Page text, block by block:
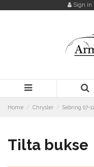
Sign in
Home Chrysler Sebring 07-11
Tilta bukse